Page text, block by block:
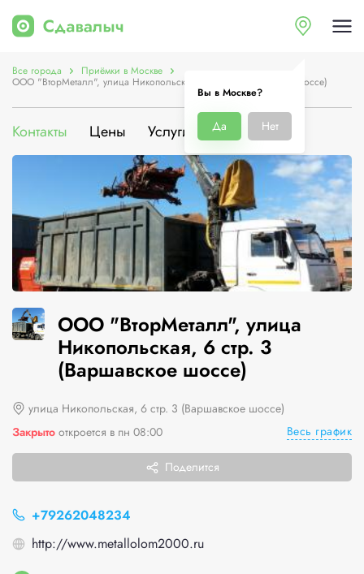
Вы в Москве?
Да Нет
Все города Приёмки в Москве
ООО "ВторМеталл", улица Никопольская, 6 стр. 3 (Варшавское шоссе)
Контакты Цены Услуги О компании
ООО "ВторМеталл", улица
Никопольская, 6 стр. 3
(Варшавское шоссе)
улица Никопольская, 6 стр. 3 (Варшавское шоссе)
Закрыто откроется в пн 08:00 Весь график
Поделится
+79262048234
http://www.metallolom2000.ru